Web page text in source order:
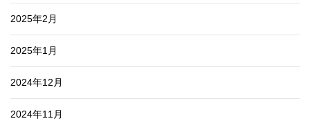
2025年2月
2025年1月
2024年12月
2024年11月